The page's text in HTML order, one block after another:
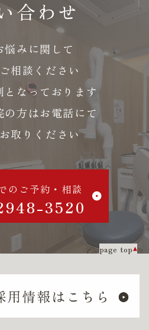
合わせ
悩みに関して
相談ください
となっております
の方はお電話にて
取りください
のご予約・相談
3520
page top